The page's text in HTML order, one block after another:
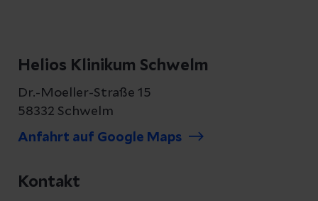
Helios Klinikum Schwelm
Dr.-Moeller-Straße 15
58332 Schwelm
Anfahrt auf Google Maps
Kontakt